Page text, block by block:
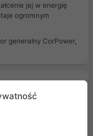
jej w energię
ogromnym
generalny CorPower,
wychwytuje